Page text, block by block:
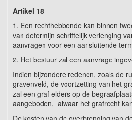
Artikel 18
1. Een rechthebbende kan binnen
van determijn schriftelijk verlenging
aanvragen voor een aansluitende
2. Het bestuur zal een aanvrage
Indien bijzondere redenen, zoals de
gravenveld, de voortzetting van het
zal een graf elders op de
aangeboden, alwaar het grafrecht
De kosten van de overbrenging van